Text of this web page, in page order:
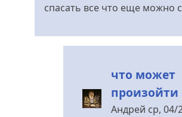
Это
Память!!!
від
Андрей
спасать все что еще можно
что может
произойти
Андрей ср, 04/